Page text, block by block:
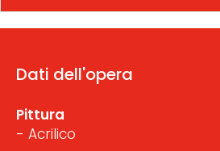
Dati dell'opera
Pittura
- Acrilico